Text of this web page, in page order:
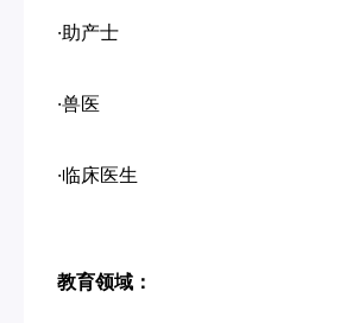
·助产士
·兽医
·临床医生
教育领域：